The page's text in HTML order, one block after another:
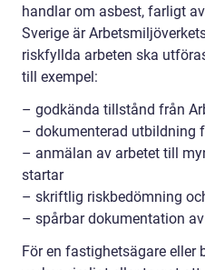
handlar om asbest, farligt
Sverige är
riskfyllda arbeten ska
till exempel:
– godkända tillstånd från
– dokumenterad utbildning
– anmälan av arbetet till
startar
– skriftlig riskbedömning
– spårbar dokumentation
För en fastighetsägare